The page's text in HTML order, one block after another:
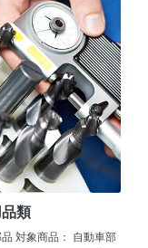
類
対象商品： 自動車部